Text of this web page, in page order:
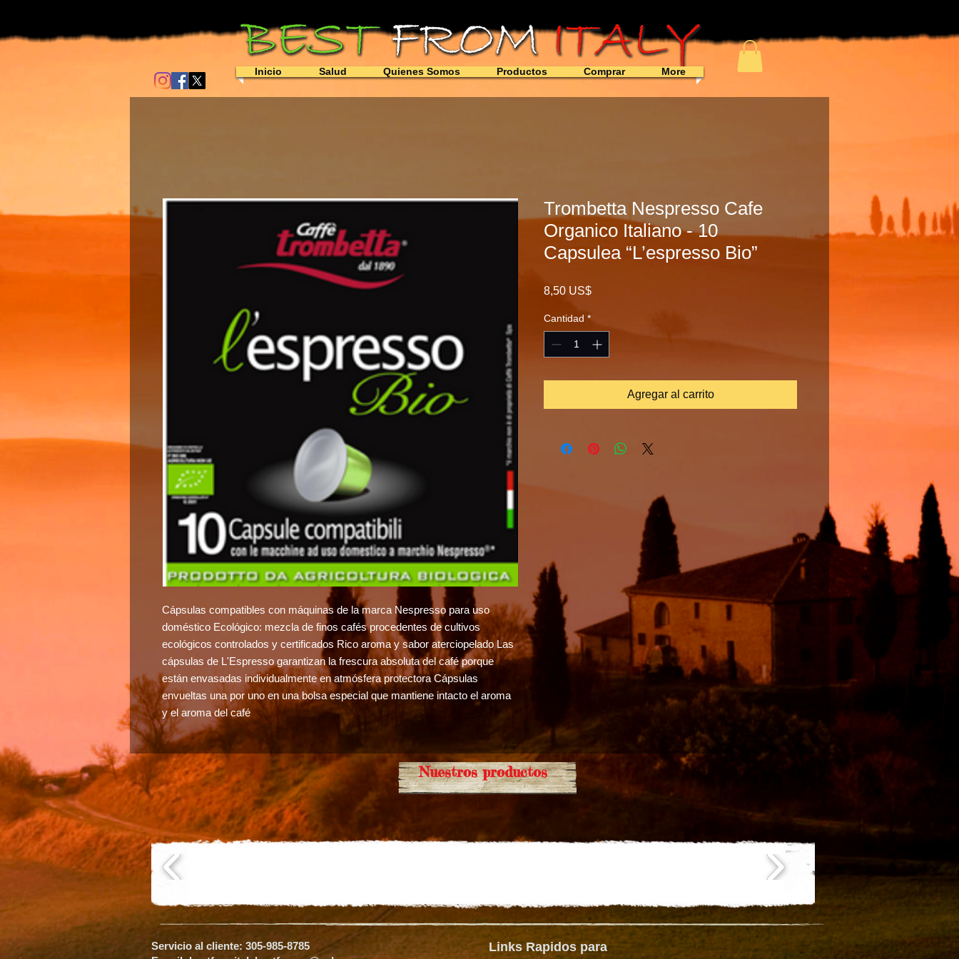
Inicio Salud Quienes Somos Productos Comprar More
Cápsulas compatibles con máquinas de la marca Nespresso para uso
doméstico Ecológico: mezcla de finos cafés procedentes de cultivos
ecológicos controlados y certificados Rico aroma y sabor aterciopelado Las
cápsulas de L'Espresso garantizan la frescura absoluta del café porque
están envasadas individualmente en atmósfera protectora Cápsulas
envueltas una por uno en una bolsa especial que mantiene intacto el aroma
y el aroma del café
Trombetta Nespresso Cafe
Organico Italiano - 10
Capsulea “L’espresso Bio”
8,50 US$Precio
Cantidad *
Agregar al carrito
Nuestros productos
Servicio al cliente: 305-985-8785
Links Rapidos para